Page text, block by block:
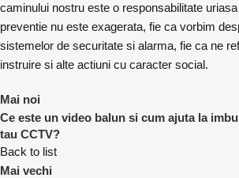
caminului nostru este o responsabilitate
preventie nu este exagerata, fie ca vorbim
sistemelor de securitate si alarma, fie ca ne
instruire si alte actiuni cu caracter social.
Mai noi
Ce este un video balun si cum ajuta la
tau CCTV?
Back to list
Mai vechi